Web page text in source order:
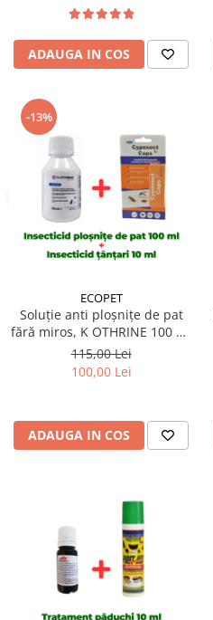
ADAUGA IN COS
-13%
ECOPET
Soluție anti ploșnițe de pat
fără miros, K OTHRINE 100 ml
+ Insecticid concentrat
Cypesect Caps 10 ml, fără
miros, eficient contra
puricilor
115,00 Lei
100,00 Lei
ADAUGA IN COS